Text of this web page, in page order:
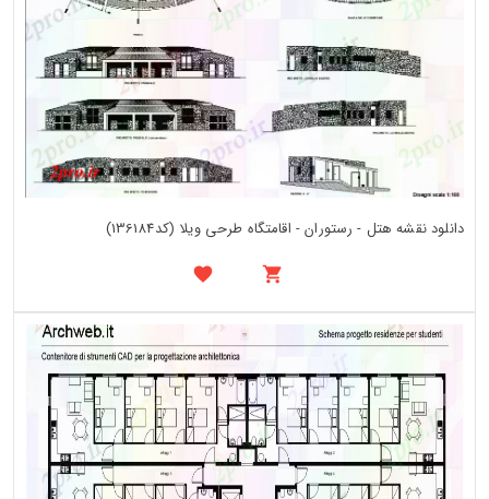
دانلود نقشه هتل - رستوران - اقامتگاه طرحی ویلا (کد136184)